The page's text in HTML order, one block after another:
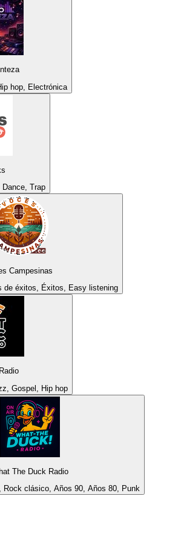
hop, Electrónica
Trap
Campesinas
de éxitos, Éxitos, Easy listening
Gospel, Hip hop
The Duck Radio
Rock clásico, Años 90, Años 80, Punk